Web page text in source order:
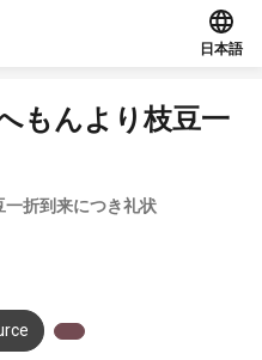
日本語
もんより枝豆一
一折到来につき礼状